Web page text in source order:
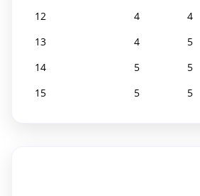
12
4 4
13
4 5
14
5 5
15
5 5